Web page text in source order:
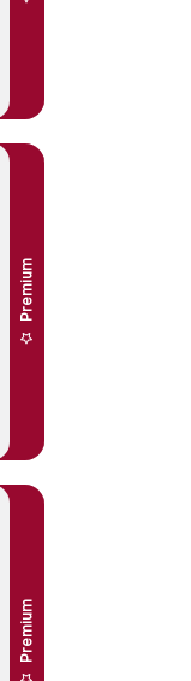
Premium
Premium